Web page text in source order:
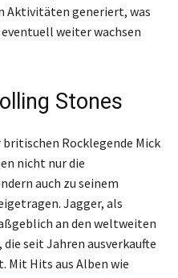
Aktivitäten generiert, was
weiter wachsen
Stones
Rocklegende Mick
nicht nur die
auch zu seinem
Jagger, als
an den weltweiten
seit Jahren ausverkaufte
Hits aus Alben wie